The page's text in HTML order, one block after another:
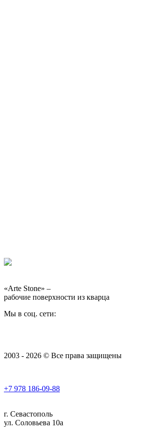
«Arte Stone» –
рабочие поверхности из кварца
Мы в соц. сети:
2003 - 2026 © Все права защищены
+7 978 186-09-88
г. Севастополь
ул. Соловьева 10а